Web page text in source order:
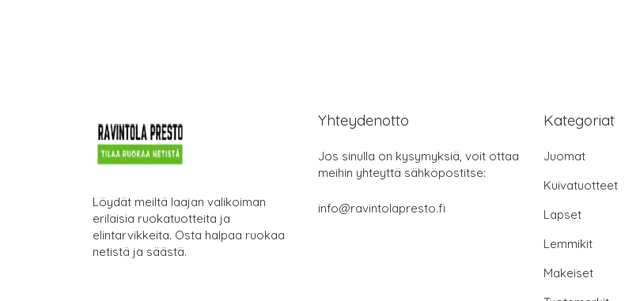
Löydät meiltä laajan valikoiman
erilaisia ruokatuotteita ja
elintarvikkeita. Osta halpaa ruokaa
netistä ja säästä.
Yhteydenotto
Jos sinulla on kysymyksiä, voit ottaa
meihin yhteyttä sähköpostitse:
info@ravintolapresto.fi
Kategoriat
Juomat
Kuivatuotteet
Lapset
Lemmikit
Makeiset